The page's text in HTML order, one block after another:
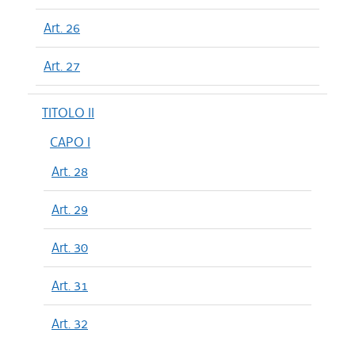
Art. 26
Art. 27
TITOLO II
CAPO I
Art. 28
Art. 29
Art. 30
Art. 31
Art. 32